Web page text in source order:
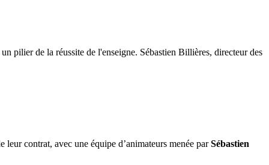
pilier de la réussite de l'enseigne. Sébastien Billières, directeur des
leur contrat, avec une équipe d’animateurs menée parSébastien